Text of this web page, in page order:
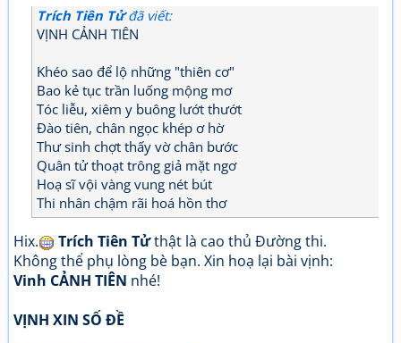
Trích Tiên Tửđã viết:
VỊNH CẢNH TIÊN
Khéo sao để lộ những "thiên cơ"
Bao kẻ tục trần luống mộng mơ
Tóc liễu, xiêm y buông lướt thướt
Đào tiên, chân ngọc khép ơ hờ
Thư sinh chợt thấy vờ chân bước
Quân tử thoạt trông giả mặt ngơ
Hoạ sĩ vội vàng vung nét bút
Thi nhân chậm rãi hoá hồn thơ
Hix. Trích Tiên Tửthật là cao thủ Đường thi.
Không thể phụ lòng bè bạn. Xin hoạ lại bài vịnh:
Vinh CẢNH TIÊN nhé!
VỊNH XIN SỐ ĐỀ